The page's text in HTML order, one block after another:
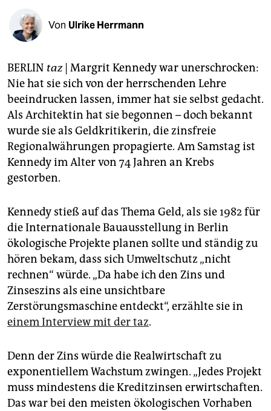
shop
fragen & hilfe
unterstützen
abo
genossenschaft
epaper login
Von Ulrike Herrmann
BERLIN taz| Margrit Kennedy war unerschrocken:
Nie hat sie sich von der herrschenden Lehre
beeindrucken lassen, immer hat sie selbst gedacht.
Als Architektin hat sie begonnen – doch bekannt
wurde sie als Geldkritikerin, die zinsfreie
Regionalwährungen propagierte. Am Samstag ist
Kennedy im Alter von 74 Jahren an Krebs
gestorben.
Kennedy stieß auf das Thema Geld, als sie 1982 für
die Internationale Bauausstellung in Berlin
ökologische Projekte planen sollte und ständig zu
hören bekam, dass sich Umweltschutz „nicht
rechnen“ würde. „Da habe ich den Zins und
Zinseszins als eine unsichtbare
Zerstörungsmaschine entdeckt“, erzählte sie in
einem Interview mit der taz.
Denn der Zins würde die Realwirtschaft zu
exponentiellem Wachstum zwingen. „Jedes Projekt
muss mindestens die Kreditzinsen erwirtschaften.
Das war bei den meisten ökologischen Vorhaben